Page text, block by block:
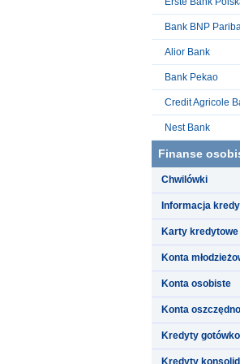
Bank BNP
Alior Bank
Bank Pekao
Credit Agricole
Nest Bank
Finanse
Chwilówki
Informacja
Karty kredytowe
Konta
Konta osobiste
Konta
Kredyty
Kredyty